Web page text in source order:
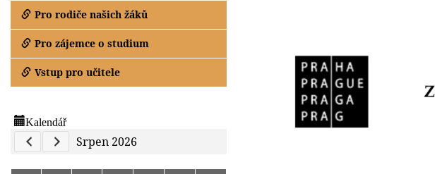
Pro rodiče našich žáků
Pro zájemce o studium
Vstup pro učitele
Kalendář
Previous Calendar
Next Calendar
Srpen 2026